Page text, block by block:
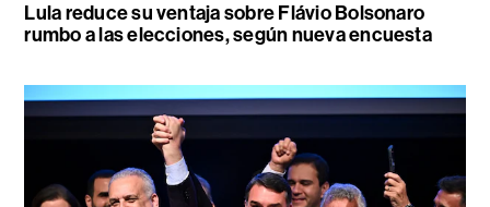
Lula reduce su ventaja sobre Flávio Bolsonaro
rumbo a las elecciones, según nueva encuesta